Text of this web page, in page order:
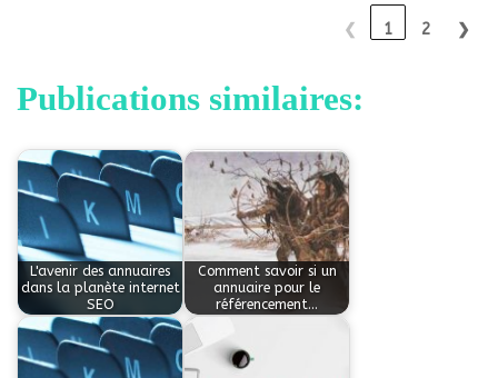
❮ 1 2 ❯
Publications similaires:
L'avenir des annuaires
dans la planète internet
SEO
Comment savoir si un
annuaire pour le
référencement…